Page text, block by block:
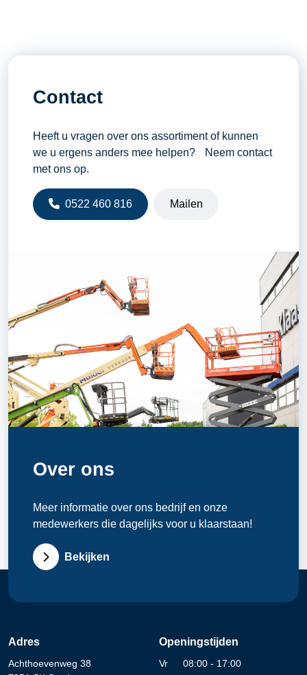
Contact
Heeft u vragen over ons assortiment of kunnen
we u ergens anders mee helpen? Neem contact
met ons op.
0522 460 816 Mailen
Over ons
Meer informatie over ons bedrijf en onze
medewerkers die dagelijks voor u klaarstaan!
Bekijken
Adres
Achthoevenweg 38
Openingstijden
Vr 08:00 - 17:00